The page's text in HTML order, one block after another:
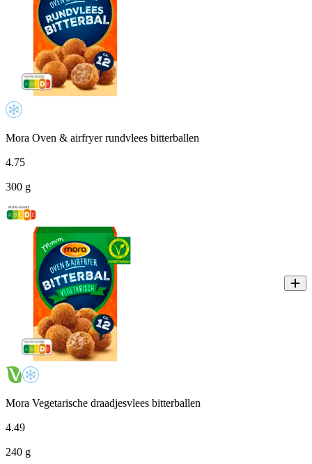
Mora Oven & airfryer rundvlees bitterballen
4.75
300 g
Mora Vegetarische draadjesvlees bitterballen
4.49
240 g